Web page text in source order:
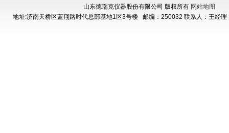
山东德瑞克仪器股份有限公司 版权所有 网站地图
地址:济南天桥区蓝翔路时代总部基地1区3号楼 邮编：250032 联系人：王经